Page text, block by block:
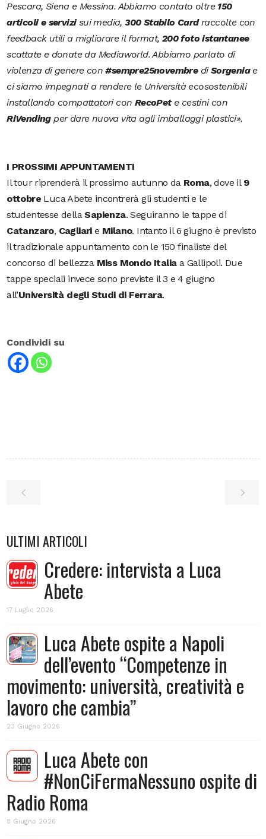
Pescara, Siena e Messina. Abbiamo contato oltre 150
articoli e servizisui media,300 Stabilo Cardraccolte con
feedback utili a migliorare il format, 200 foto istantanee
scattate e donate da Mediaworld. Abbiamo parlato di
violenza di genere con#sempre25novembre diSorgeniae
ci siamo impegnati a rendere le Università ecosostenibili
installando compattatori con RecoPet e cestini con
RiVendingper dare nuova vita agli imballaggi plastici».
I PROSSIMI APPUNTAMENTI
Il tour riprenderà il prossimo autunno da Roma, dove il 9
ottobre Luca Abete incontrerà gli studenti e le
studentesse dellaSapienza. Seguiranno le tappe di
Catanzaro, Cagliarie Milano. Intanto il 6 giugno è previsto
il tradizionale appuntamento con le 150 finaliste del
concorso di bellezza Miss Mondo Italia a Gallipoli. Due
tappe speciali invece sono previste il 3 e 4 giugno
all’Università degli Studi di Ferrara.
Condividi su
ULTIMI ARTICOLI
Credere: intervista a Luca
Abete
17 Luglio 2026
Luca Abete ospite a Napoli
dell’evento “Competenze in
movimento: università, creatività e
lavoro che cambia”
23 Giugno 2026
Luca Abete con
#NonCiFermaNessuno ospite di
Radio Roma
8 Giugno 2026